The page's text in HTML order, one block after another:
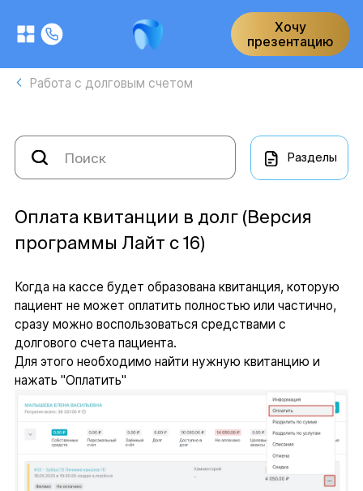
Хочу
презентацию
Работа с долговым счетом
Разделы
Оплата квитанции в долг (Версия
программы Лайт с 16)
Когда на кассе будет образована квитанция, которую
пациент не может оплатить полностью или частично,
сразу можно воспользоваться средствами с
долгового счета пациента.
Для этого необходимо найти нужную квитанцию и
нажать "Оплатить"